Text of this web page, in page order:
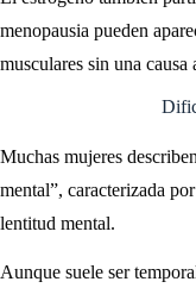
menopausia pueden
musculares sin una causa
Muchas mujeres
mental”, caracterizada
lentitud mental.
Aunque suele ser